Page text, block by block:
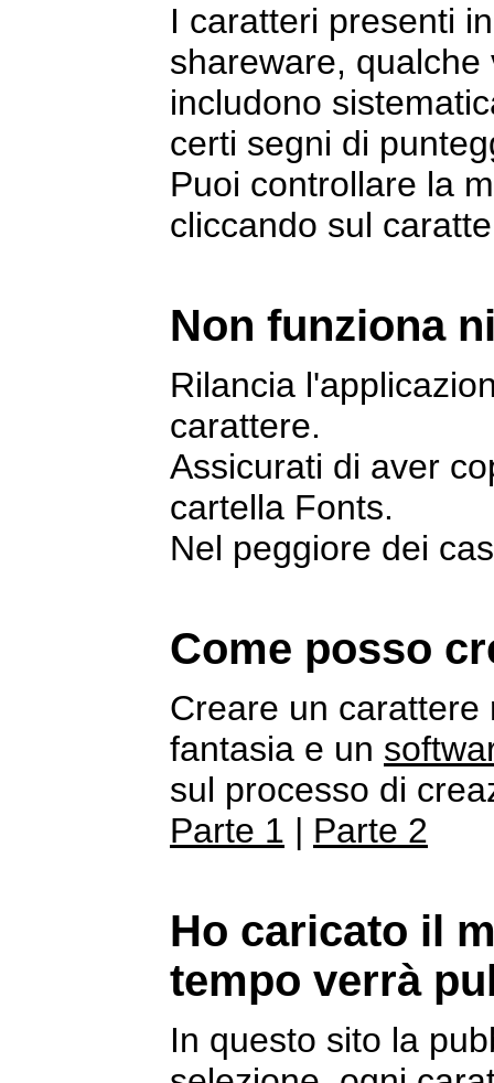
I caratteri presenti
shareware,
includono
certi segni di
Puoi controllare la
cliccando sul
Non funziona
Rilancia
carattere.
Assicurati di aver
cartella Fonts.
Nel peggiore dei
Come posso
Creare un
fantasia e un
sul processo di
Parte 1 | Parte 2
Ho caricato il
tempo verrà
In questo sito la